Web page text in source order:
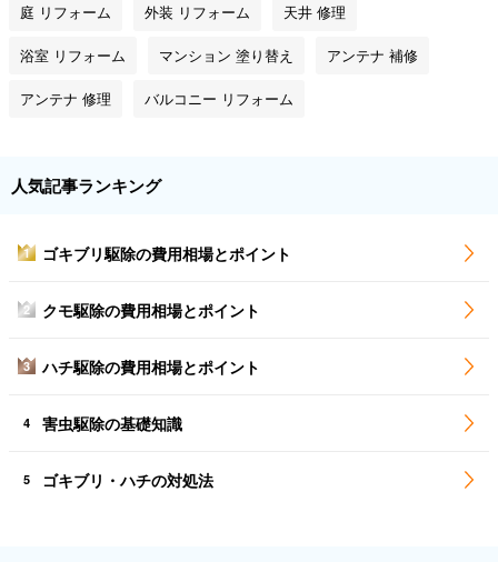
庭 リフォーム 外装 リフォーム 天井 修理
浴室 リフォーム マンション 塗り替え アンテナ 補修
アンテナ 修理 バルコニー リフォーム
人気記事ランキング
1 ゴキブリ駆除の費用相場とポイント
2 クモ駆除の費用相場とポイント
3 ハチ駆除の費用相場とポイント
4 害虫駆除の基礎知識
5 ゴキブリ・ハチの対処法